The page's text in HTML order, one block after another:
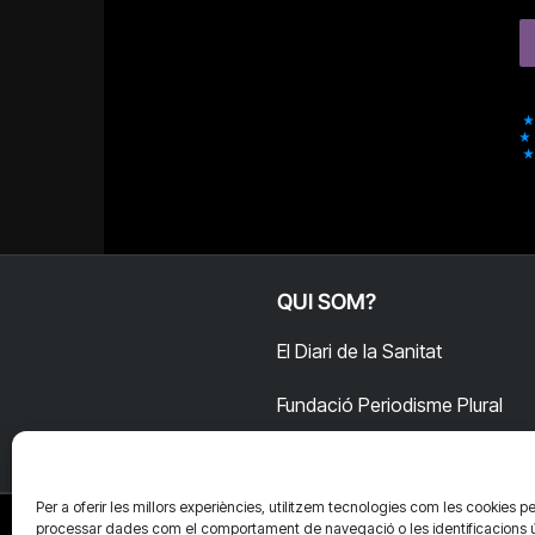
Per a oferir les millors experiències, utilitzem tecnologies com les cookies
processar dades com el comportament de navegació o les identificacions
QUI SOM?
El Diari de la Sanitat
Fundació Periodisme Plural